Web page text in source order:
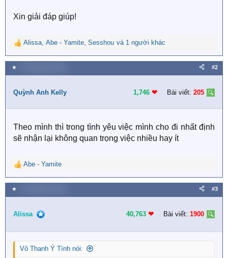
Xin giải đáp giúp!
R
e
a
c
i
n
Alissa, Abe - Yamite, Sesshou và 1 người khác
★ #2
Quỳnh Anh Kelly 1,746 ❤︎ Bài viết: 205
Theo mình thì trong tình yêu việc mình cho đi nhất định
sẽ nhận lại không quan trọng việc nhiều hay ít
R
e
a
c
i
n
s
Abe - Yamite
★ #3
Alissa 40,763 ❤︎ Bài viết: 1900
Vô Thanh Ý Tình nói: